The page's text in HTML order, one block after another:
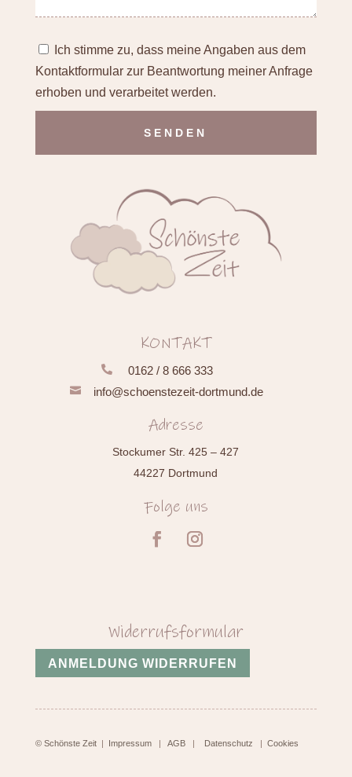
Ich stimme zu, dass meine Angaben aus dem
Kontaktformular zur Beantwortung meiner Anfrage
erhoben und verarbeitet werden.
KONTAKT
 0162 / 8 666 333
 info@schoenstezeit-dortmund.de
Adresse
Stockumer Str. 425 – 427
44227 Dortmund
Folge uns
Widerrufsformular
ANMELDUNG WIDERRUFEN
© Schönste Zeit| Impressum| AGB Datenschutz Cookies